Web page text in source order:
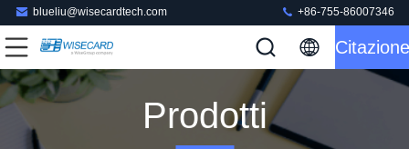
blueliu@wisecardtech.com +86-755-86007346
Citazione
Prodotti